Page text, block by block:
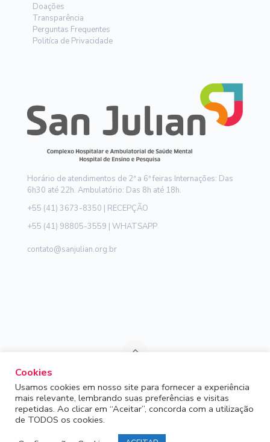
Doações
Transparência
Perguntas Frequentes
Politíca de Privacidade
Horário de atendimentos de 2ª a 6ª feiras Internações: Das
6h30 até 22h. Ambulatório: Das 8h até 18h.
+55 (41) 3673-8350 | RECEPÇÃO
+55 (41) 98805-3559 | WHATSAPP
contato@sanjulian.org.br
Dra. Maristela da Costa Sousa | Diretora técnica | CRM
16822
© 2026 Hospital San Julian. Todos os direitos reservados.
Cookies
Usamos cookies em nosso site para fornecer a experiência
mais relevante, lembrando suas preferências e visitas
repetidas. Ao clicar em “Aceitar”, concorda com a utilização
de TODOS os cookies.